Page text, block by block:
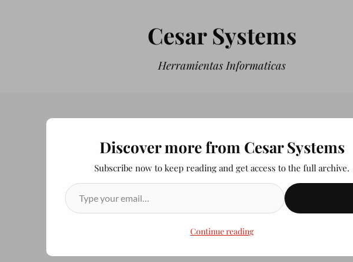
Cesar Systems
Herramientas Informaticas
Discover more from Cesar Systems
Subscribe now to keep reading and get access to the full archive.
Continue reading